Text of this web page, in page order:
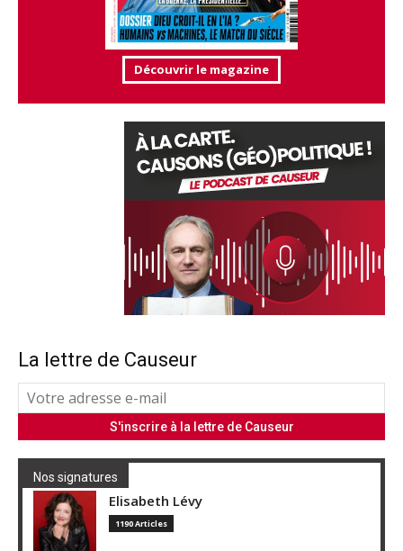
Découvrir le magazine
La lettre de Causeur
Nos signatures
Elisabeth Lévy
1190 Articles